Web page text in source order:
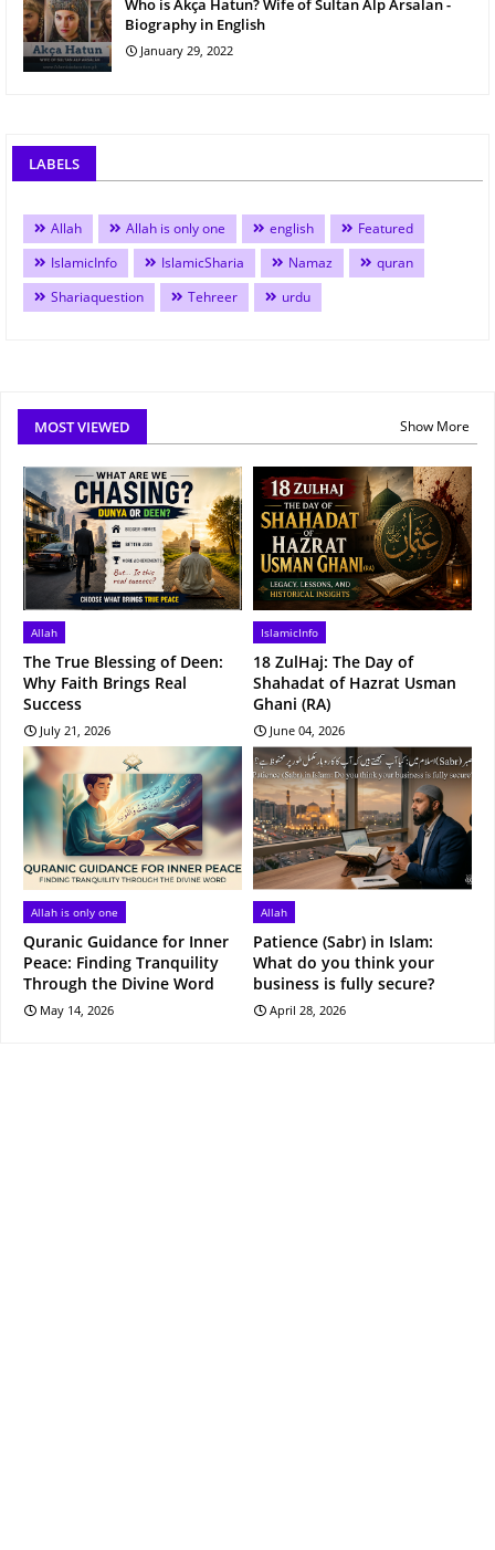
Who is Akça Hatun? Wife of Sultan Alp Arsalan -
Biography in English
January 29, 2022
LABELS
Allah Allah is only one english
Featured
IslamicInfo
IslamicSharia Namaz
quran
Shariaquestion
Tehreer urdu
MOST VIEWED Show More
Allah
The True Blessing of Deen:
Why Faith Brings Real
Success
July 21, 2026
IslamicInfo
18 ZulHaj: The Day of
Shahadat of Hazrat Usman
Ghani (RA)
June 04, 2026
Allah is only one
Quranic Guidance for Inner
Peace: Finding Tranquility
Through the Divine Word
May 14, 2026
Allah
Patience (Sabr) in Islam:
What do you think your
business is fully secure?
April 28, 2026